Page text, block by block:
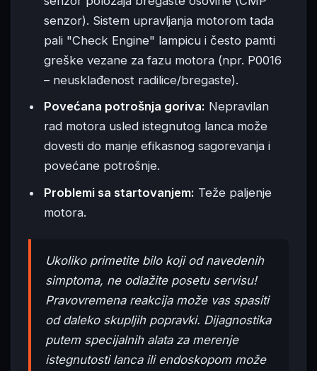
senzor). Sistem upravljanja motorom tada
pali "Check Engine" lampicu i često pamti
greške vezane za fazu motora (npr. P0016
– neusklađenost radilice/bregaste).
Povećana potrošnja goriva: Nepravilan
rad motora usled istegnutog lanca može
dovesti do manje efikasnog sagorevanja i
povećane potrošnje.
Problemi sa startovanjem: Teže paljenje
motora.
Ukoliko primetite bilo koji od navedenih
simptoma, ne odlažite posetu servisu!
Pravovremena reakcija može vas spasiti
od daleko skupljih popravki. Dijagnostika
putem specijalnih alata za merenje
istegnutosti lanca ili endoskopom može